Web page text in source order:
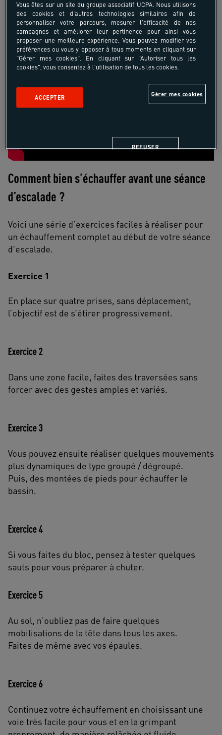
Comment bien s’échauffer avant une séance
d’escalade ?
Voici une série d’exercices faciles à réaliser pour
un échauffement complet au début de votre séance
d'escalade.
Exercice 1
En place sur quatre prises, sans déplacement,
l’objectif est de s’étirer progressivement.
Exercice 2
Dans une zone facile, faites des traversées sans
forcer avec des gestes amples et variés.
Exercice 3
Vous pouvez ensuite réaliser quelques mouvements
plus dynamiques de type groupé / dégroupé.
Puis, des montées de pieds pour échauffer le
bassin.
Exercice 4
Si vous faites du bloc, pensez à tester quelques
sauts pour vous préparer à chuter.
Exercice 5
Au sol, n’oubliez pas de faire quelques
mobilisations de la tête dans tous les axes.
Faites de même avec vos épaules.
Exercice 6
Continuez votre échauffement en choisissant une
voie très facile pour vous et en la grimpant
Vous êtes sur un site du groupe associatif UCPA. Nous utilisons
des cookies et d'autres technologies similaires afin de
personnaliser votre parcours, mesurer l'efficacité de nos
campagnes et améliorer leur pertinence pour ainsi vous
proposer une meilleure expérience. Vous pouvez modifier vos
préférences ou vous y opposer à tous moments en cliquant sur
"Gérer mes cookies". En cliquant sur "Autoriser tous les
cookies", vous consentez à l'utilisation de tous les cookies.
Gérer mes cookies
REFUSER
ACCEPTER